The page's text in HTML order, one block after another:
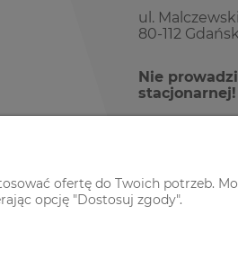
ul.
80-112 Gdańsk
Nie
stacjonarnej!
ofertę do Twoich potrzeb.
opcję "Dostosuj zgody".